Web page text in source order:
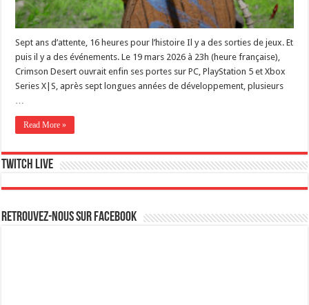
Sept ans d’attente, 16 heures pour l’histoire Il y a des sorties de jeux. Et
puis il y a des événements. Le 19 mars 2026 à 23h (heure française),
Crimson Desert ouvrait enfin ses portes sur PC, PlayStation 5 et Xbox
Series X|S, après sept longues années de développement, plusieurs
Read More »
Twitch live
Retrouvez-nous sur Facebook